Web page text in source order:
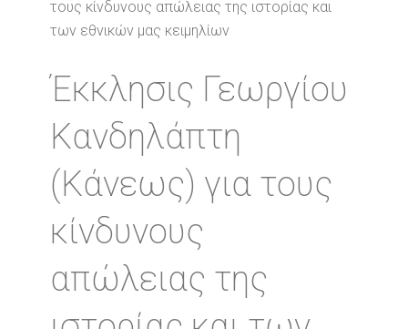
τους κίνδυνους απώλειας της ιστορίας και
των εθνικών μας κειμηλίων
Έκκλησις Γεωργίου
Κανδηλάπτη
(Κάνεως) για τους
κίνδυνους
απώλειας της